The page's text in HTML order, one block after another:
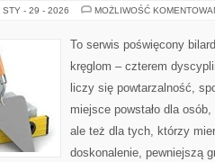
STY - 29 - 2026 MOŻLIWOŚĆ
To serwis poświęcony
kręglom – czterem
liczy się powtarzalność,
miejsce powstało dla
ale też dla tych, którzy
doskonalenie, pewniejszą